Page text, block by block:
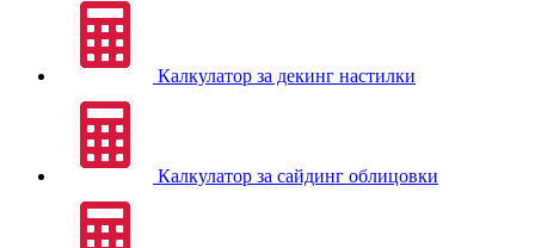
Калкулатор за декинг настилки
Калкулатор за сайдинг облицовки